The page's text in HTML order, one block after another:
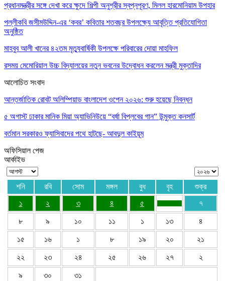
প্রধানমন্ত্রীর সঙ্গে দেখা করে ক্ষুদে শিল্পী অনুশ্রীর স্বপ্নপূরণ, মিলল হারমোনিয়াম উপহার
পল্লীকবি জসীমউদ্দিন-এর ‘কবর’ কবিতার শতবছর উপলক্ষ্যে আবৃত্তি প্রতিযোগিতা
অনুষ্ঠিত
মাহবুব আলী খানের ৪২তম মৃত্যুবার্ষিকী উপলক্ষে পরিবারের দোয়া মাহফিল
রসময় মেমোরিয়াল উচ্চ বিদ্যালয়ের নতুন ভবনের উদ্বোধন করলেন মন্ত্রী মুক্তাদির
আলোচিত সংবাদ
আন্তর্জাতিক রোবট অলিম্পিয়াড বাংলাদেশ ওপেন ২০২৬: শুরু হয়েছে নিবন্ধন
৫ অগাস্ট ঢাকার মানিক মিয়া অ্যাভিনিউয়ে “বর্ষা বিপ্লবের গান” উন্মুক্ত কনসার্ট
বর্তমান সরকারও ফ্যাসিবাদের পথে হাটছে- আবদুল কাইয়ূম
অফিসিয়াল পেজ
আর্কাইভ
শনি রবি সোম মঙ্গল বুধ বৃহ
শুক্র
১
২ ৩ ৪ ৫ ৭
৮ ৯ ১০ ১১ ১ ১৩ ৪
১৫ ১৬ ১ ৮ ১৯ ২০ ২১
২২ ২৩ ২৪ ২৫ ২৬ ২৭ ২
৯ ৩০ ৩১